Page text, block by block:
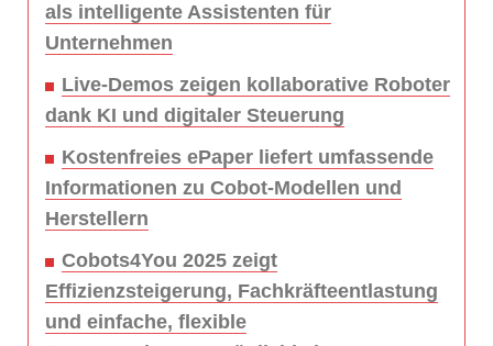
als intelligente Assistenten für
Unternehmen
Live-Demos zeigen kollaborative Roboter
dank KI und digitaler Steuerung
Kostenfreies ePaper liefert umfassende
Informationen zu Cobot-Modellen und
Herstellern
Cobots4You 2025 zeigt
Effizienzsteigerung, Fachkräfteentlastung
und einfache, flexible